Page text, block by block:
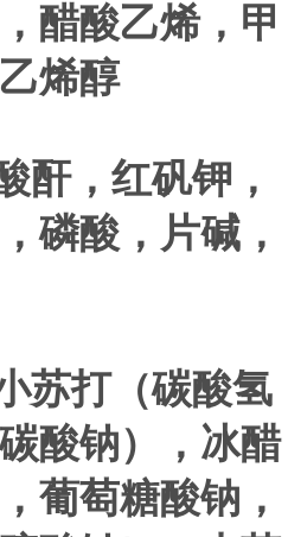
醋酸乙烯，甲
烯醇
酐，红矾钾，
磷酸，片碱，
苏打（碳酸氢
酸钠），冰醋
葡萄糖酸钠，